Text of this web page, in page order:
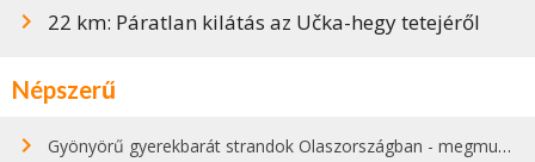
22 km: Páratlan kilátás az Učka-hegy tetejéről
Népszerű
Gyönyörű gyerekbarát strandok Olaszországban - megmutatjuk a 15 legjobbat